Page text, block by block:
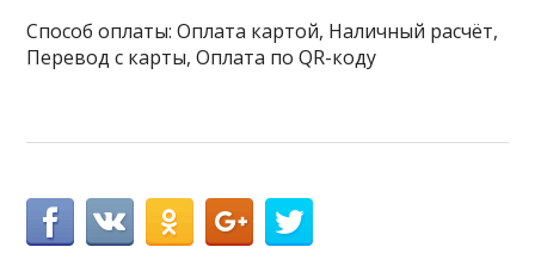
Способ оплаты: Оплата картой, Наличный расчёт,
Перевод с карты, Оплата по QR-коду